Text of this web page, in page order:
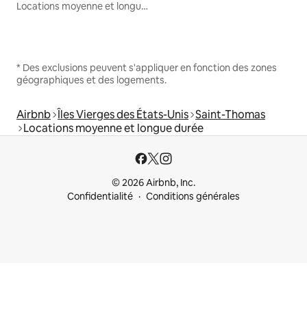
Locations moyenne et longue durée
* Des exclusions peuvent s'appliquer en fonction des zones
géographiques et des logements.
Airbnb Îles Vierges des États-Unis Saint-Thomas
Locations moyenne et longue durée
© 2026 Airbnb, Inc.
Confidentialité
Conditions générales